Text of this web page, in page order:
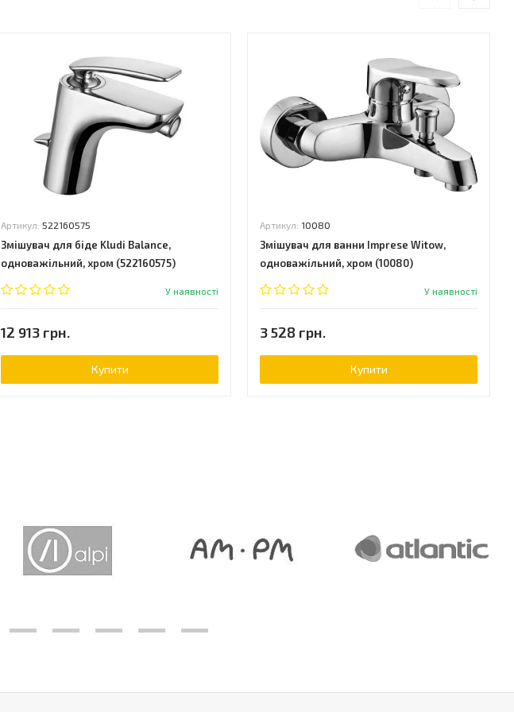
Артикул: 522160575
Змішувач для біде Kludi Balance,
одноважільний, хром (522160575)
У наявності
12 913 грн.
Купити
Артикул: 10080
Змішувач для ванни Imprese Witow,
одноважільний, хром (10080)
У наявності
3 528 грн.
Купити